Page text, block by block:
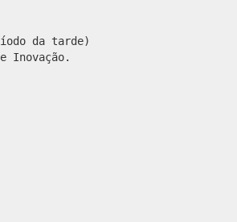
da tarde)
Inovação.